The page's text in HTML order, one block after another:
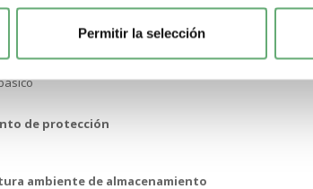
Permitir la selección
composición eléctrica
de protección
ambiente de almacenamiento